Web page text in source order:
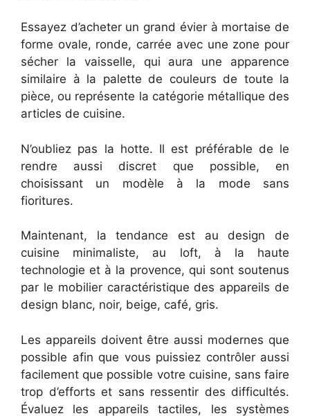
Essayez d’acheter un grand évier à mortaise de
forme ovale, ronde, carrée avec une zone pour
sécher la vaisselle, qui aura une apparence
similaire à la palette de couleurs de toute la
pièce, ou représente la catégorie métallique des
articles de cuisine.
N’oubliez pas la hotte. Il est préférable de le
rendre aussi discret que possible, en
choisissant un modèle à la mode sans
fioritures.
Maintenant, la tendance est au design de
cuisine minimaliste, au loft, à la haute
technologie et à la provence, qui sont soutenus
par le mobilier caractéristique des appareils de
design blanc, noir, beige, café, gris.
Les appareils doivent être aussi modernes que
possible afin que vous puissiez contrôler aussi
facilement que possible votre cuisine, sans faire
trop d’efforts et sans ressentir des difficultés.
Évaluez les appareils tactiles, les systèmes